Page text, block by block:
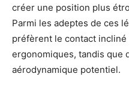
créer une position plus
Parmi les adeptes de ces
préfèrent le contact
ergonomiques, tandis que
aérodynamique potentiel.